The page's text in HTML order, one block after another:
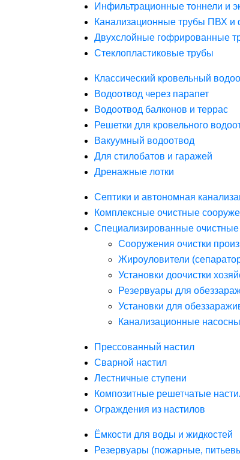
Инфильтрационные тоннели и
Канализационные трубы ПВХ и
Двухслойные гофрированные
Стеклопластиковые трубы
Классический кровельный
Водоотвод через парапет
Водоотвод балконов и террас
Решетки для кровельного
Вакуумный водоотвод
Для стилобатов и гаражей
Дренажные лотки
Септики и автономная
Комплексные очистные
Специализированные
Сооружения очистки
Жироуловители
Установки доочистки
Резервуары для
Установки для
Канализационные
Прессованный настил
Сварной настил
Лестничные ступени
Композитные решетчатые
Ограждения из настилов
Ёмкости для воды и жидкостей
Резервуары (пожарные,